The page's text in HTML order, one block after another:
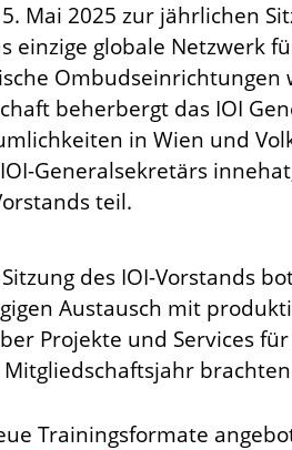
Mai 2025 zur jährlichen
einzige globale Netzwerk
Ombudseinrichtungen
beherbergt das IOI
in Wien und
Generalsekretärs
teil.
des IOI-Vorstands
Austausch mit
Projekte und Services
Trainingsformate